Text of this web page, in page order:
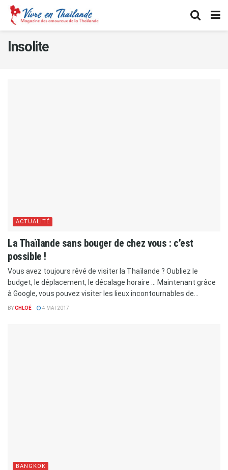
Insolite
ACTUALITÉ
La Thaïlande sans bouger de chez vous : c’est
possible !
Vous avez toujours rêvé de visiter la Thaïlande ? Oubliez le
budget, le déplacement, le décalage horaire ... Maintenant grâce
à Google, vous pouvez visiter les lieux incontournables de...
BYCHLOÉ 4 MAI 2017
BANGKOK